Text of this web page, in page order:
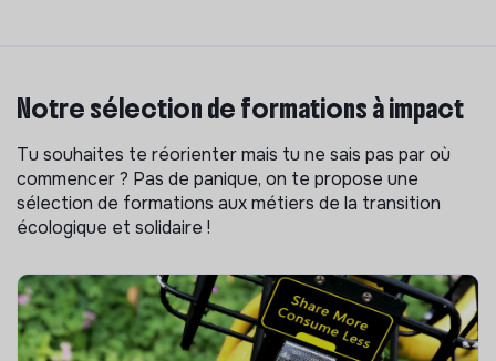
Notre sélection de formations à impact
Tu souhaites te réorienter mais tu ne sais pas par où
commencer ? Pas de panique, on te propose une
sélection de formations aux métiers de la transition
écologique et solidaire !